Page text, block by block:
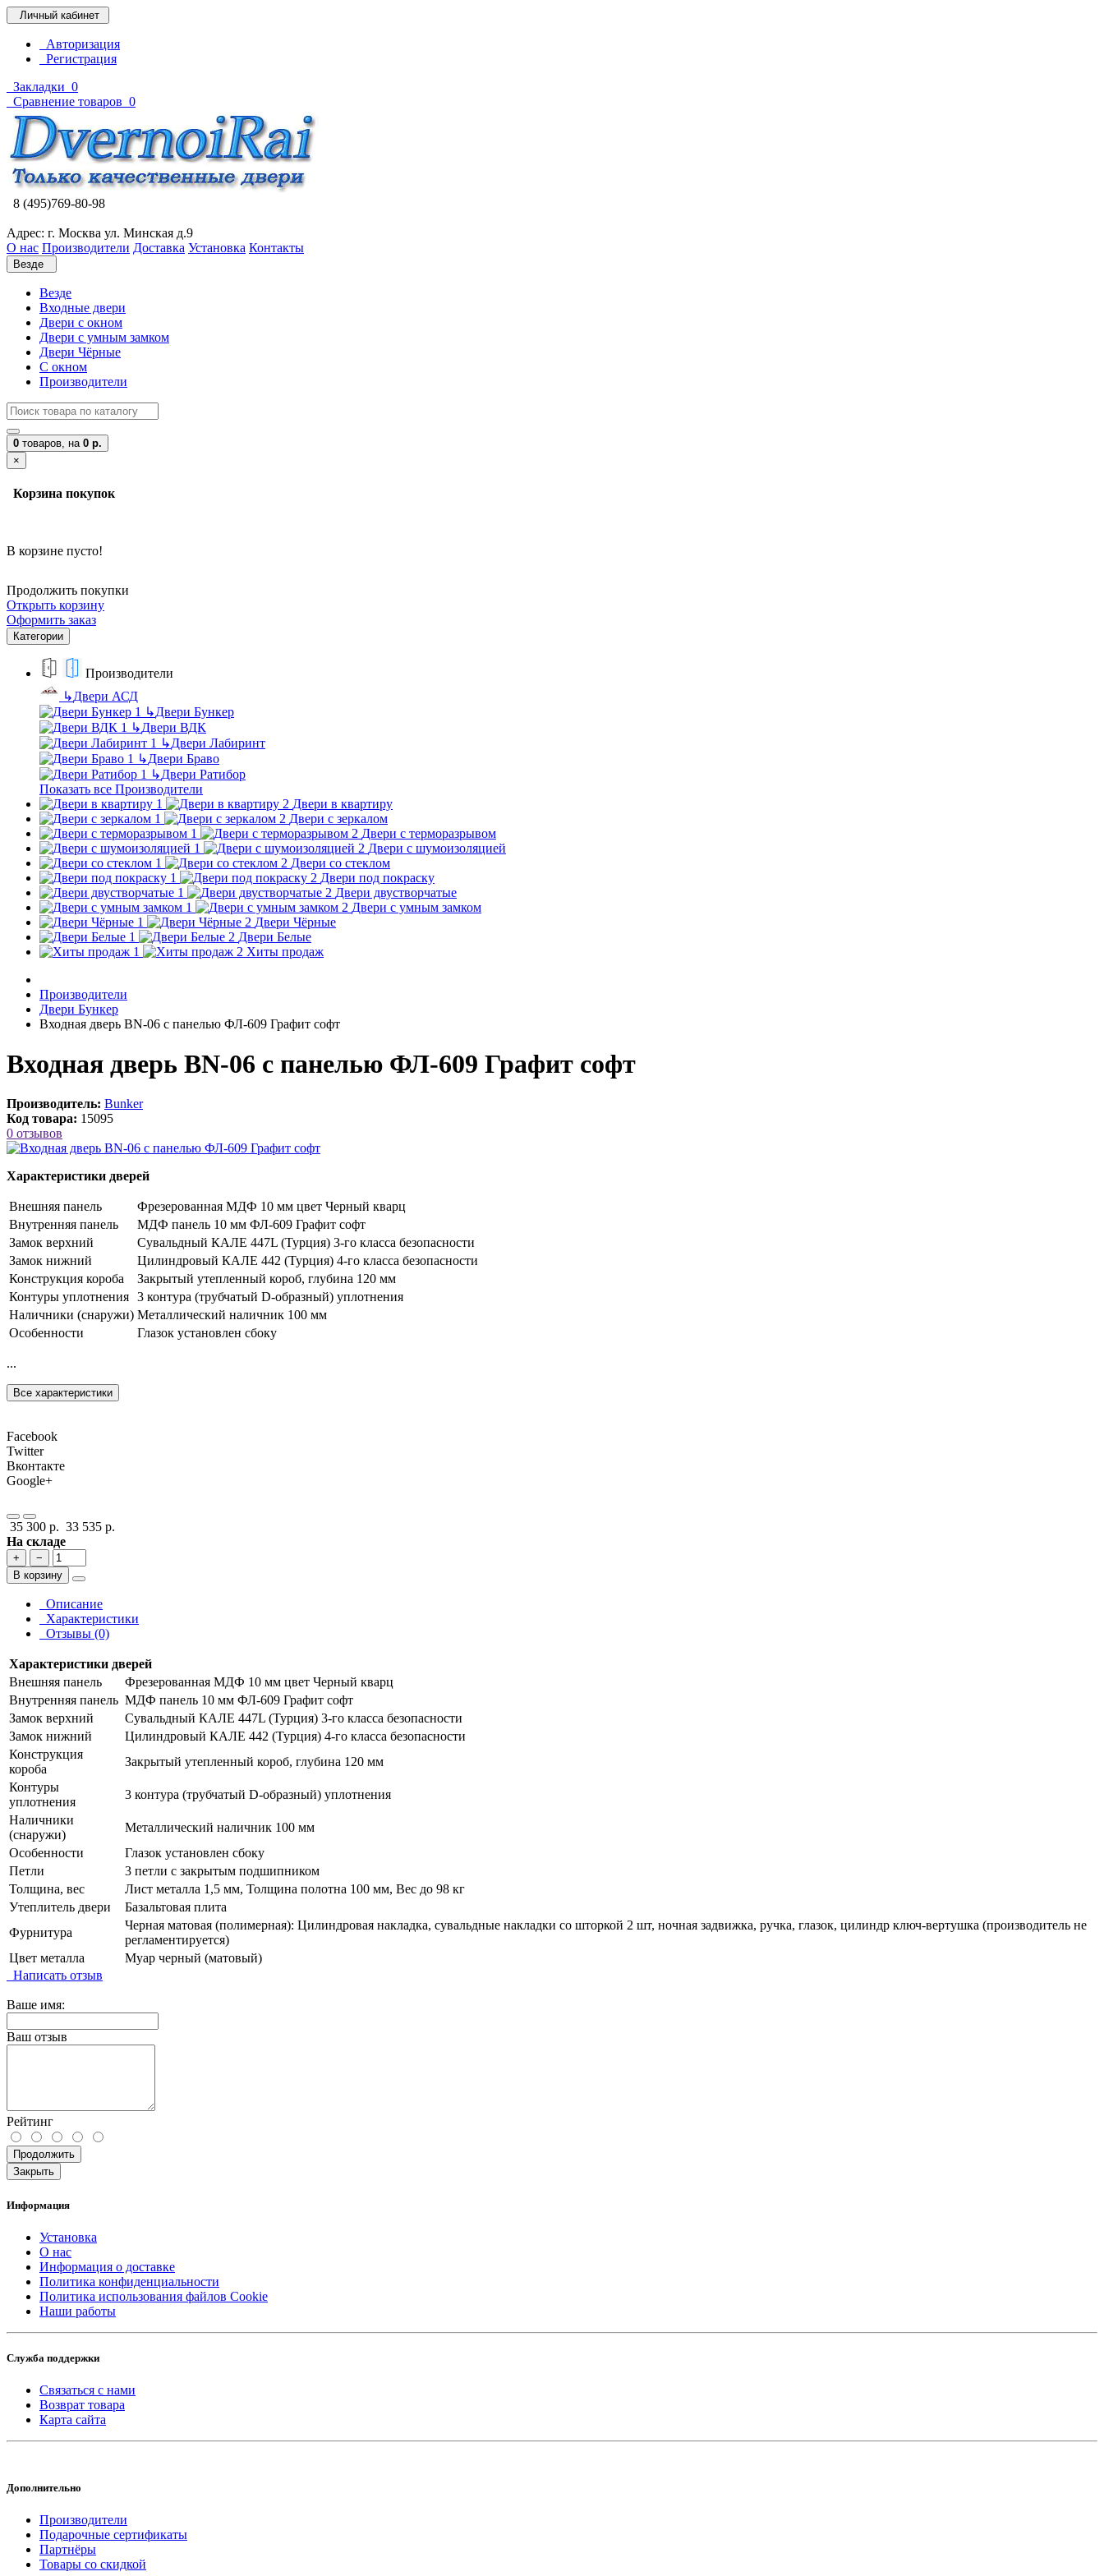
Личный кабинет
Авторизация
Регистрация
Закладки 0
Сравнение товаров 0
8 (495)769-80-98
Адрес: г. Москва ул. Минская д.9
О нас Производители Доставка Установка Контакты
Везде
Везде
Входные двери
Двери с окном
Двери с умным замком
Двери Чёрные
C окном
Производители
0 товаров, на 0 р.
×
Корзина покупок
В корзине пусто!
Продолжить покупки
Открыть корзину
Оформить заказ
Категории
Производители
↳Двери АСД
↳Двери Бункер
↳Двери ВДК
↳Двери Лабиринт
↳Двери Браво
↳Двери Ратибор
Показать все Производители
Двери в квартиру
Двери с зеркалом
Двери с терморазрывом
Двери с шумоизоляцией
Двери со стеклом
Двери под покраску
Двери двустворчатые
Двери с умным замком
Двери Чёрные
Двери Белые
Хиты продаж
Производители
Двери Бункер
Входная дверь BN-06 с панелью ФЛ-609 Графит софт
Входная дверь BN-06 с панелью ФЛ-609 Графит софт
Производитель: Bunker
Код товара: 15095
0 отзывов
Характеристики дверей
Внешняя панель
Фрезерованная МДФ 10 мм цвет Черный кварц
Внутренняя панель
МДФ панель 10 мм ФЛ-609 Графит софт
Замок верхний
Сувальдный КАЛЕ 447L (Турция) 3-го класса безопасности
Замок нижний
Цилиндровый КАЛЕ 442 (Турция) 4-го класса безопасности
Конструкция короба
Закрытый утепленный короб, глубина 120 мм
Контуры уплотнения 3 контура (трубчатый D-образный) уплотнения
Наличники (снаружи) Металлический наличник 100 мм
Особенности
Глазок установлен сбоку
...
Все характеристики
Facebook
Twitter
Вконтакте
Google+
35 300 р. 33 535 р.
На складе
+
−
В корзину
Описание
Характеристики
Отзывы (0)
Характеристики дверей
Внешняя панель
Фрезерованная МДФ 10 мм цвет Черный кварц
Внутренняя панель МДФ панель 10 мм ФЛ-609 Графит софт
Замок верхний
Сувальдный КАЛЕ 447L (Турция) 3-го класса безопасности
Замок нижний
Цилиндровый КАЛЕ 442 (Турция) 4-го класса безопасности
Конструкция
короба
Закрытый утепленный короб, глубина 120 мм
Контуры
уплотнения
3 контура (трубчатый D-образный) уплотнения
Наличники
(снаружи)
Металлический наличник 100 мм
Особенности
Глазок установлен сбоку
Петли
3 петли с закрытым подшипником
Толщина, вес
Лист металла 1,5 мм, Толщина полотна 100 мм, Вес до 98 кг
Утеплитель двери
Базальтовая плита
Фурнитура
Черная матовая (полимерная): Цилиндровая накладка, сувальдные накладки со шторкой 2 шт, ночная задвижка, ручка, глазок, цилиндр ключ-вертушка (производитель не
регламентируется)
Цвет металла
Муар черный (матовый)
Написать отзыв
Ваше имя:
Ваш отзыв
Рейтинг
Продолжить
Закрыть
Информация
Установка
О нас
Информация о доставке
Политика конфиденциальности
Политика использования файлов Cookie
Наши работы
Служба поддержки
Связаться с нами
Возврат товара
Карта сайта
Дополнительно
Производители
Подарочные сертификаты
Партнёры
Товары со скидкой